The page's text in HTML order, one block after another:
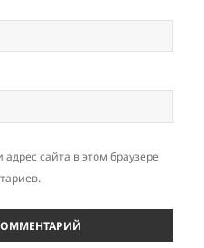
сайта в этом браузере